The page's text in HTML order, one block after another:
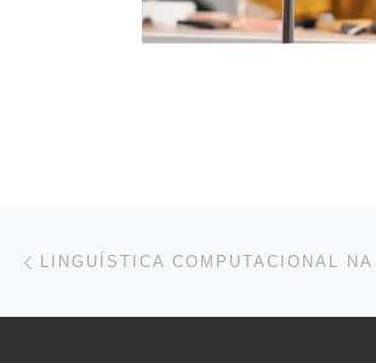
Post navigation